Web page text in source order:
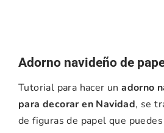
Adorno navideño de
Tutorial para hacer unadorno
para decorar en Navidad, se
de figuras de papel que